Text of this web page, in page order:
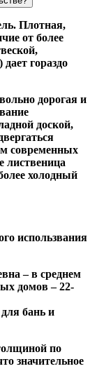
Плотная,
от более
гораздо
дорогая и
доской,
современных
лиственица
холодный
использвания
– в среднем
домов – 22-
бань и
по
значительное